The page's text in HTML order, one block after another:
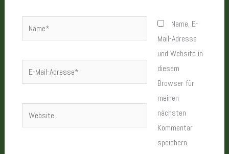
Name*
Mail-
Website
Name, E-
Mail-Adresse
und Website in
diesem
Browser für
meinen
nächsten
Kommentar
speichern.